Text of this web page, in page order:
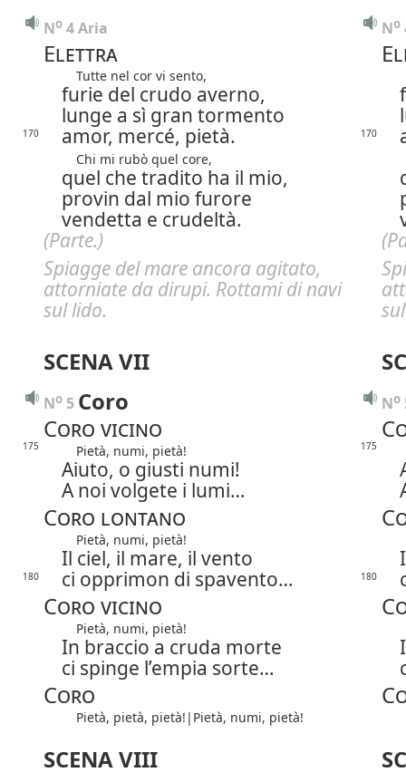
No 4 Aria No
Elettra
Tutte nel cor vi sento,
furie del crudo averno,
lunge a sì gran tormento
170 amor, mercé, pietà. 170
Chi mi rubò quel core,
quel che tradito ha il mio,
provin dal mio furore
vendetta e crudeltà.
(Parte.)
Spiagge del mare ancora agitato,
attorniate da dirupi. Rottami di navi
sul lido.
SCENA VII
No 5 Coro No
Coro vicino
175 Pietà, numi, pietà! 175
Aiuto, o giusti numi!
A noi volgete i lumi…
Coro lontano
Pietà, numi, pietà!
Il ciel, il mare, il vento
180 ci opprimon di spavento… 180
Coro vicino
Pietà, numi, pietà!
In braccio a cruda morte
ci spinge l’empia sorte…
Coro
Pietà, pietà, pietà!| Pietà, numi, pietà!
SCENA VIII